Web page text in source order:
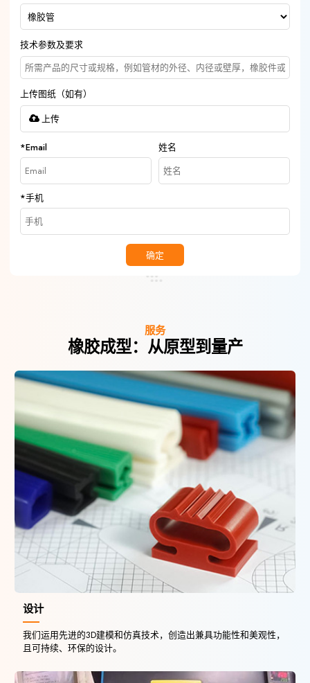
技术参数及要求
上传图纸（如有）
上传
*Email 姓名
*手机
确定
服务
橡胶成型：从原型到量产
设计
我们运用先进的3D建模和仿真技术，创造出兼具功能性和美观性，
且可持续、环保的设计。